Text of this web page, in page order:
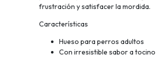
frustración y satisfacer la mordida.
Características
Hueso para perros adultos
Con irresistible sabor a tocino